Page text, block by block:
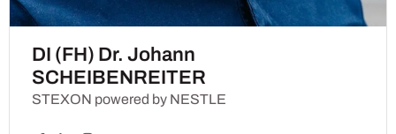
DI (FH) Dr. Johann
SCHEIBENREITER
STEXON powered by NESTLE